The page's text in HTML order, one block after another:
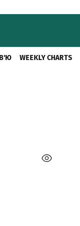
WEEKLY CHARTS